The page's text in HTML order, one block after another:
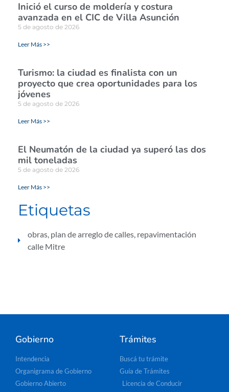
Inició el curso de moldería y costura
avanzada en el CIC de Villa Asunción
5 de agosto de 2026
Leer Más >>
Turismo: la ciudad es finalista con un
proyecto que crea oportunidades para los
jóvenes
5 de agosto de 2026
Leer Más >>
El Neumatón de la ciudad ya superó las dos
mil toneladas
5 de agosto de 2026
Leer Más >>
Etiquetas
obras, plan de arreglo de calles, repavimentación
calle Mitre
Gobierno
Intendencia
Organigrama de Gobierno
Gobierno Abierto
Trámites
Buscá tu trámite
Guía de Trámites
Licencia de Conducir